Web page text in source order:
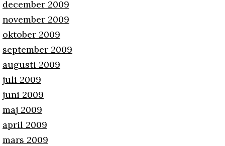
december 2009
november 2009
oktober 2009
september 2009
augusti 2009
juli 2009
juni 2009
maj 2009
april 2009
mars 2009